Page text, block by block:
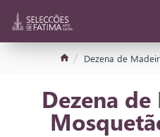
Dezena de
Dezena